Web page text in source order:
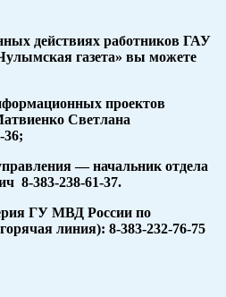
действиях работников ГАУ
газета» вы можете
проектов
Светлана
36;
— начальник отдела
8-383-238-61-37.
ГУ МВД России по
линия): 8-383-232-76-75